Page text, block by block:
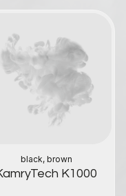
black, brown
K1000
Kontakt oss